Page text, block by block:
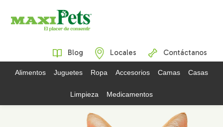
Blog Locales Contáctanos
Alimentos Juguetes Ropa Accesorios Camas Casas
Limpieza Medicamentos